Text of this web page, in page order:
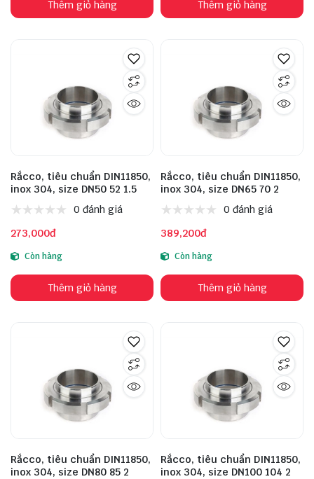
Thêm giỏ hàng Thêm giỏ hàng
Rắcco, tiêu chuẩn DIN11850,
inox 304, size DN50 52 1.5
0 đánh giá
273,000đ
Còn hàng
Thêm giỏ hàng
Rắcco, tiêu chuẩn DIN11850,
inox 304, size DN65 70 2
0 đánh giá
389,200đ
Còn hàng
Thêm giỏ hàng
Rắcco, tiêu chuẩn DIN11850,
inox 304, size DN80 85 2
Rắcco, tiêu chuẩn DIN11850,
inox 304, size DN100 104 2